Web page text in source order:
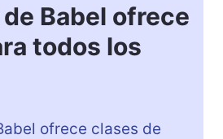
de Babel ofrece
todos los
ofrece clases de